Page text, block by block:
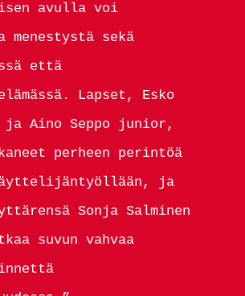
avulla voi
menestystä sekä
että
Lapset, Esko
ja Aino Seppo junior,
perheen perintöä
ja
Sonja Salminen
suvun vahvaa